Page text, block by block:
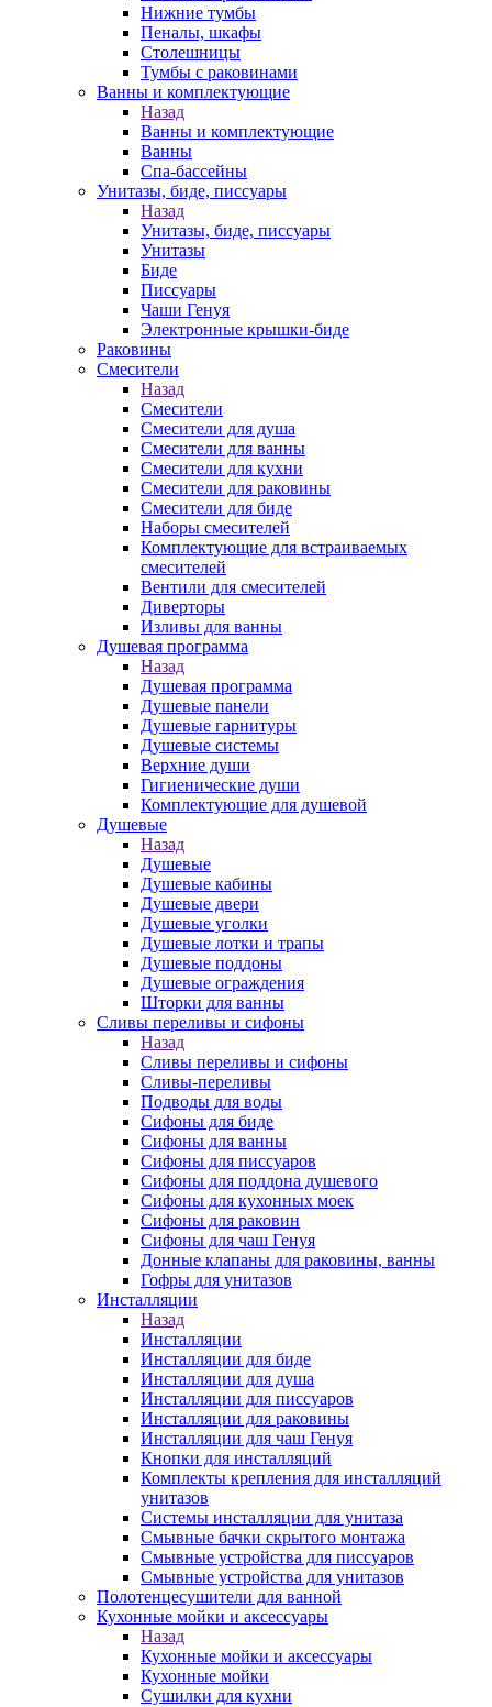
Нижние тумбы
Пеналы, шкафы
Столешницы
Тумбы с раковинами
Ванны и комплектующие
Назад
Ванны и комплектующие
Ванны
Спа-бассейны
Унитазы, биде, писсуары
Назад
Унитазы, биде, писсуары
Унитазы
Биде
Писсуары
Чаши Генуя
Электронные крышки-биде
Раковины
Смесители
Назад
Смесители
Смесители для душа
Смесители для ванны
Смесители для кухни
Смесители для раковины
Смесители для биде
Наборы смесителей
Комплектующие для встраиваемых
смесителей
Вентили для смесителей
Диверторы
Изливы для ванны
Душевая программа
Назад
Душевая программа
Душевые панели
Душевые гарнитуры
Душевые системы
Верхние души
Гигиенические души
Комплектующие для душевой
Душевые
Назад
Душевые
Душевые кабины
Душевые двери
Душевые уголки
Душевые лотки и трапы
Душевые поддоны
Душевые ограждения
Шторки для ванны
Сливы переливы и сифоны
Назад
Сливы переливы и сифоны
Сливы-переливы
Подводы для воды
Сифоны для биде
Сифоны для ванны
Сифоны для писсуаров
Сифоны для поддона душевого
Сифоны для кухонных моек
Сифоны для раковин
Сифоны для чаш Генуя
Донные клапаны для раковины, ванны
Гофры для унитазов
Инсталляции
Назад
Инсталляции
Инсталляции для биде
Инсталляции для душа
Инсталляции для писсуаров
Инсталляции для раковины
Инсталляции для чаш Генуя
Кнопки для инсталляций
Комплекты крепления для инсталляций
унитазов
Системы инсталляции для унитаза
Смывные бачки скрытого монтажа
Смывные устройства для писсуаров
Смывные устройства для унитазов
Полотенцесушители для ванной
Кухонные мойки и аксессуары
Назад
Кухонные мойки и аксессуары
Кухонные мойки
Сушилки для кухни